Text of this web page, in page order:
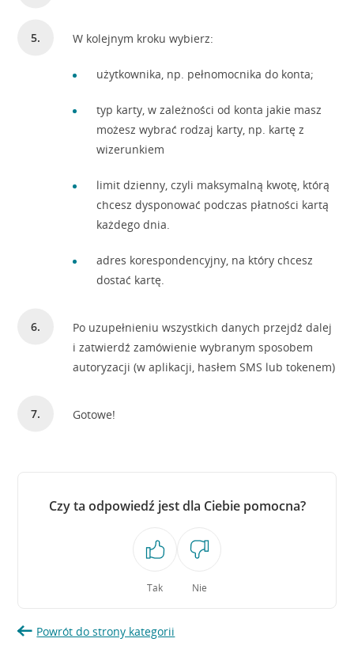
W kolejnym kroku wybierz:
użytkownika, np. pełnomocnika do konta;
typ karty, w zależności od konta jakie masz
możesz wybrać rodzaj karty, np. kartę z
wizerunkiem
limit dzienny, czyli maksymalną kwotę, którą
chcesz dysponować podczas płatności kartą
każdego dnia.
adres korespondencyjny, na który chcesz
dostać kartę.
Po uzupełnieniu wszystkich danych przejdź dalej
i zatwierdź zamówienie wybranym sposobem
autoryzacji (w aplikacji, hasłem SMS lub tokenem)
Gotowe!
Czy ta odpowiedź jest dla Ciebie pomocna?
Tak Nie
Powrót do strony kategorii